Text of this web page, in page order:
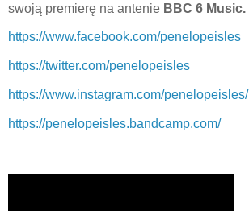
swoją premierę na antenie BBC 6 Music.
https://www.facebook.com/penelopeisles
https://twitter.com/penelopeisles
https://www.instagram.com/penelopeisles/
https://penelopeisles.bandcamp.com/